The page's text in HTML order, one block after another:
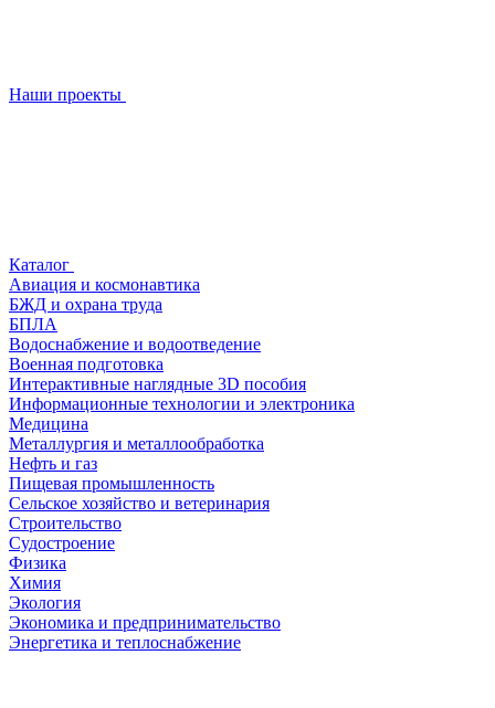
Наши проекты
Каталог
Авиация и космонавтика
БЖД и охрана труда
БПЛА
Водоснабжение и водоотведение
Военная подготовка
Интерактивные наглядные 3D пособия
Информационные технологии и электроника
Медицина
Металлургия и металлообработка
Нефть и газ
Пищевая промышленность
Сельское хозяйство и ветеринария
Строительство
Судостроение
Физика
Химия
Экология
Экономика и предпринимательство
Энергетика и теплоснабжение